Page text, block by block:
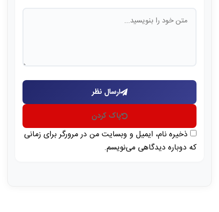
ارسال نظر
پاک کردن
ذخیره نام، ایمیل و وبسایت من در مرورگر برای زمانی
که دوباره دیدگاهی می‌نویسم.